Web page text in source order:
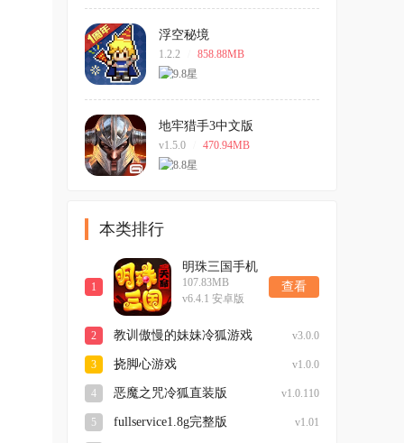
浮空秘境
1.2.2 858.88MB
地牢猎手3中文版
v1.5.0 470.94MB
本类排行
1
明珠三国手机
版
107.83MB
v6.4.1 安卓版
查看
2 教训傲慢的妹妹冷狐游戏 v3.0.0
3 挠脚心游戏 v1.0.0
4 恶魔之咒冷狐直装版 v1.0.110
5 fullservice1.8g完整版 v1.01